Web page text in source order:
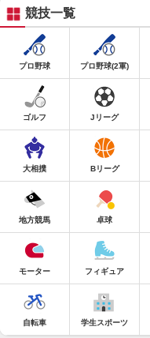
競技一覧
プロ野球 プロ野球(2軍)
ゴルフ Jリーグ
大相撲 Bリーグ
地方競馬 卓球
モーター フィギュア
自転車 学生スポーツ